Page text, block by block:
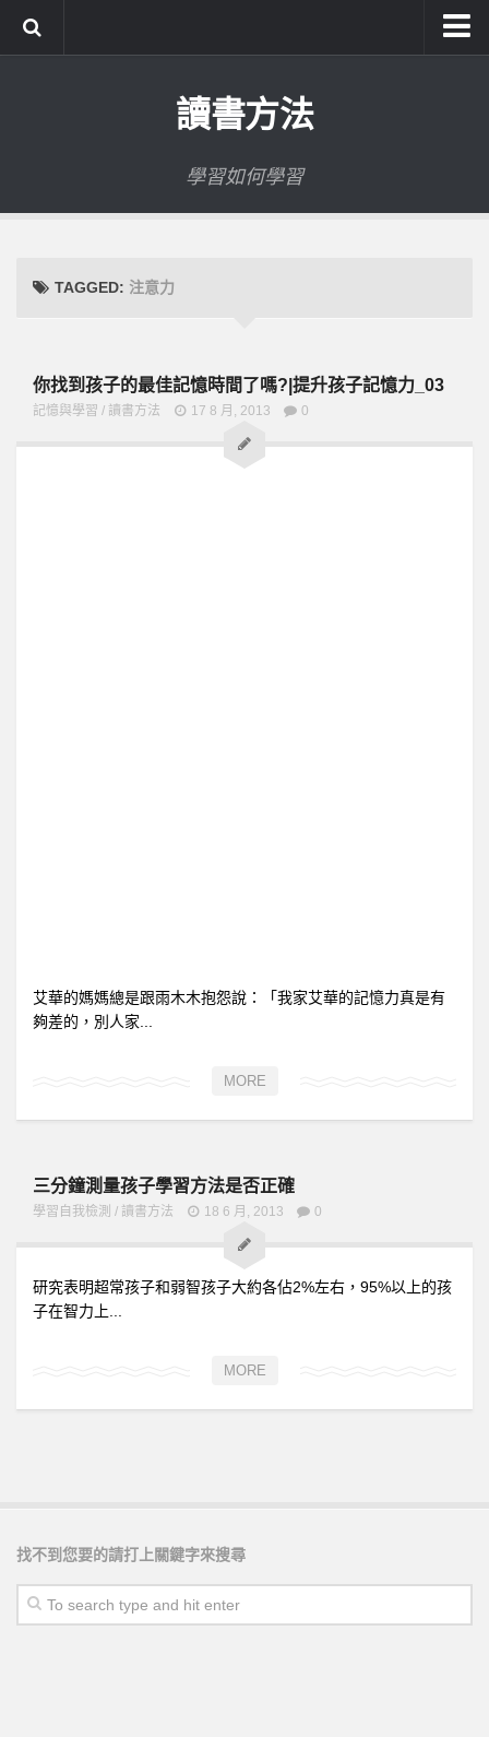
讀書方法
學習如何學習
TAGGED: 注意力
你找到孩子的最佳記憶時間了嗎?|提升孩子記憶力_03
記憶與學習 / 讀書方法 17 8 月, 2013 0
艾華的媽媽總是跟雨木木抱怨說：「我家艾華的記憶力真是有
夠差的，別人家...
MORE
三分鐘測量孩子學習方法是否正確
學習自我檢測 / 讀書方法 18 6 月, 2013 0
研究表明超常孩子和弱智孩子大約各佔2%左右，95%以上的孩
子在智力上...
MORE
找不到您要的請打上關鍵字來搜尋